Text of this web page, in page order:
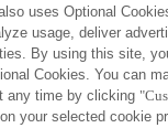
uses Optional
usage, deliver
By using this site,
Cookies. You can
any time by clicking
your selected cookie